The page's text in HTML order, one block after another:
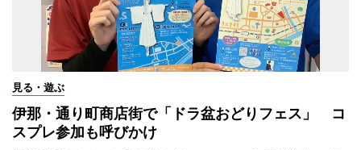
見る・遊ぶ
伊那・通り町商店街で「ドラ盆おどりフェス」 コ
スプレ参加も呼びかけ